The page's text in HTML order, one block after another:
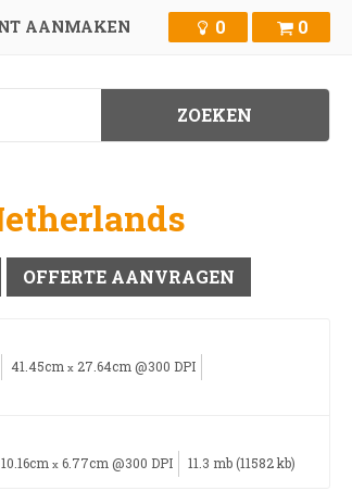
AANMAKEN 0 0
OFFERTE AANVRAGEN
41.45cm x 27.64cm @300 DPI
10.16cm x 6.77cm @300 DPI 11.3 mb (11582 kb)